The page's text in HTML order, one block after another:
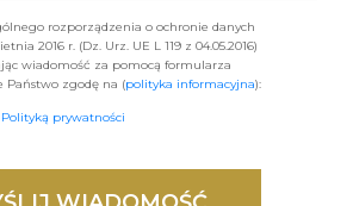
rozporządzenia o ochronie danych
2016 r. (Dz. Urz. UE L 119 z 04.05.2016)
wiadomość za pomocą formularza
Państwo zgodę na (polityka informacyjna):
Polityką prywatności